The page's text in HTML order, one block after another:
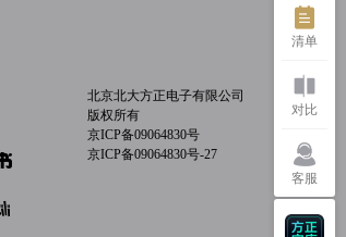
北京北大方正电子有限公司
版权所有
京ICP备09064830号
京ICP备09064830号-27
清单
对比
客服